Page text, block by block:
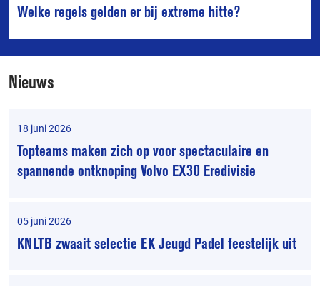
Welke regels gelden er bij extreme hitte?
Nieuws
18 juni 2026
Topteams maken zich op voor spectaculaire en
spannende ontknoping Volvo EX30 Eredivisie
05 juni 2026
KNLTB zwaait selectie EK Jeugd Padel feestelijk uit